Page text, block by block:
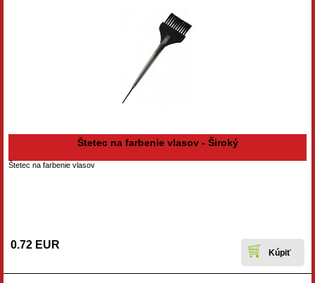
Štetec na farbenie vlasov - Široký
Štetec na farbenie vlasov
0.72 EUR